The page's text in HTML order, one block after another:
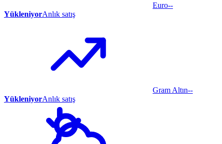
Euro--
YükleniyorAnlık satış
Gram Altın--
YükleniyorAnlık satış